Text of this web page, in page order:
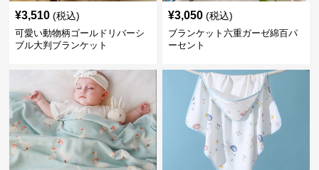
¥3,510 (税込)
可愛い動物柄ゴールドリバーシ
ブル大判ブランケット
¥3,050 (税込)
ブランケット六重ガーゼ綿百パ
ーセント